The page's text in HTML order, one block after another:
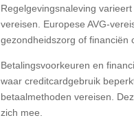
Regelgevingsnaleving
vereisen. Europese AVG-
gezondheidszorg of financiën
Betalingsvoorkeuren en
waar creditcardgebruik
betaalmethoden vereisen.
zich mee.